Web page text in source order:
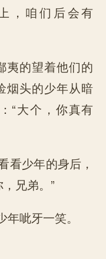
，咱们后会有
的望着他们的
烟头的少年从暗
“大个，你真有
少年的身后，
兄弟。”
呲牙一笑。